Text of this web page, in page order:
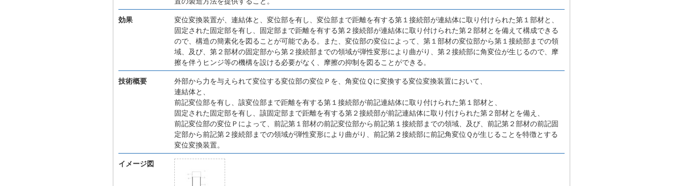
効果
変位変換装置が、連結体と、変位部を有し、変位部まで距離を有する第１接続部が連結体に取り付けられた第１部材と、
固定された固定部を有し、固定部まで距離を有する第２接続部が連結体に取り付けられた第２部材とを備えて構成できる
ので、構造の簡素化を図ることが可能である。また、変位部の変位によって、第１部材の変位部から第１接続部までの領
域、及び、第２部材の固定部から第２接続部までの領域が弾性変形により曲がり、第２接続部に角変位が生じるので、摩
擦を伴うヒンジ等の機構を設ける必要がなく、摩擦の抑制を図ることができる。
技術概要
外部から力を与えられて変位する変位部の変位Ｐを、角変位Ｑに変換する変位変換装置において、
連結体と、
前記変位部を有し、該変位部まで距離を有する第１接続部が前記連結体に取り付けられた第１部材と、
固定された固定部を有し、該固定部まで距離を有する第２接続部が前記連結体に取り付けられた第２部材とを備え、
前記変位部の変位Ｐによって、前記第１部材の前記変位部から前記第１接続部までの領域、及び、前記第２部材の前記固
定部から前記第２接続部までの領域が弾性変形により曲がり、前記第２接続部に前記角変位Ｑが生じることを特徴とする
変位変換装置。
イメージ図